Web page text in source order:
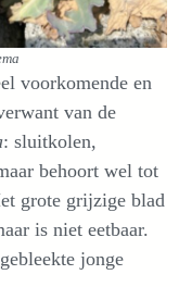
voorkomende en
van de
: sluitkolen,
behoort wel tot
grote grijzige blad
is niet eetbaar.
jonge